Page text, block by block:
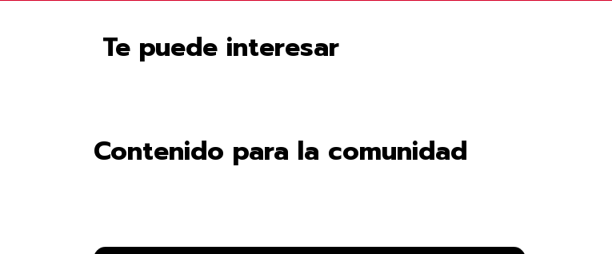
Te puede interesar
Contenido para la comunidad